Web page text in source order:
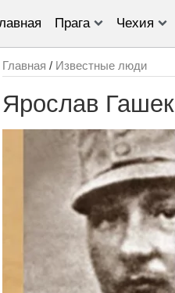
Прага Чехия
Главная / Известные люди
Ярослав Гашек